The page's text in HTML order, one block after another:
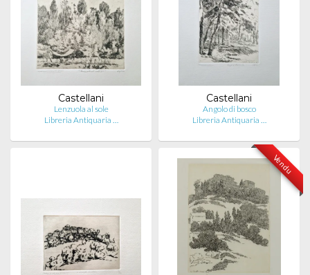
Castellani
Lenzuola al sole
Libreria Antiquaria …
Castellani
Angolo di bosco
Libreria Antiquaria …
Vendu